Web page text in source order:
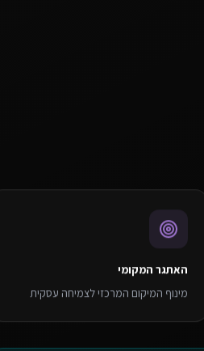
האתגר המקומי
מינוף המיקום המרכזי לצמיחה עסקית